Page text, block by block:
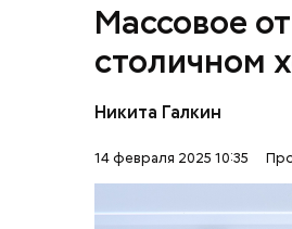
Массовое
столичном
Никита Галкин
14 февраля 2025 10:35
Молодого